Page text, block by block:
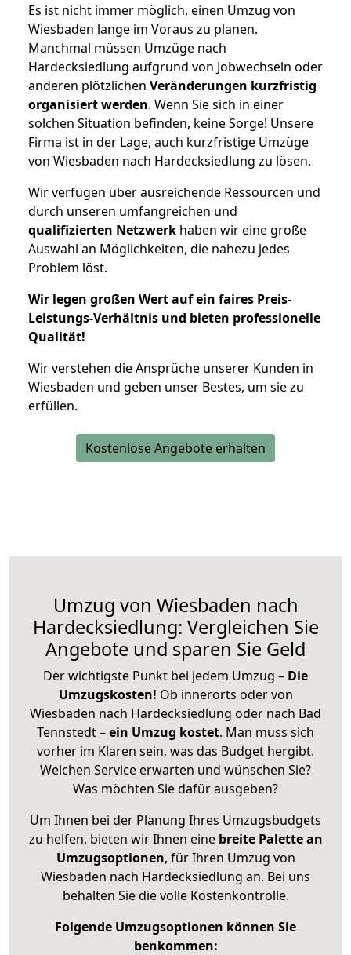
Es ist nicht immer möglich, einen Umzug von
Wiesbaden lange im Voraus zu planen.
Manchmal müssen Umzüge nach
Hardecksiedlung aufgrund von Jobwechseln oder
anderen plötzlichen Veränderungen kurzfristig
organisiert werden. Wenn Sie sich in einer
solchen Situation befinden, keine Sorge! Unsere
Firma ist in der Lage, auch kurzfristige Umzüge
von Wiesbaden nach Hardecksiedlung zu lösen.
Wir verfügen über ausreichende Ressourcen und
durch unseren umfangreichen und
qualifizierten Netzwerk haben wir eine große
Auswahl an Möglichkeiten, die nahezu jedes
Problem löst.
Wir legen großen Wert auf ein faires Preis-
Leistungs-Verhältnis und bieten professionelle
Qualität!
Wir verstehen die Ansprüche unserer Kunden in
Wiesbaden und geben unser Bestes, um sie zu
erfüllen.
Kostenlose Angebote erhalten
Umzug von Wiesbaden nach
Hardecksiedlung: Vergleichen Sie
Angebote und sparen Sie Geld
Der wichtigste Punkt bei jedem Umzug – Die
Umzugskosten! Ob innerorts oder von
Wiesbaden nach Hardecksiedlung oder nach Bad
Tennstedt –ein Umzug kostet. Man muss sich
vorher im Klaren sein, was das Budget hergibt.
Welchen Service erwarten und wünschen Sie?
Was möchten Sie dafür ausgeben?
Um Ihnen bei der Planung Ihres Umzugsbudgets
zu helfen, bieten wir Ihnen eine breite Palette an
Umzugsoptionen, für Ihren Umzug von
Wiesbaden nach Hardecksiedlung an. Bei uns
behalten Sie die volle Kostenkontrolle.
Folgende Umzugsoptionen können Sie
benkommen: